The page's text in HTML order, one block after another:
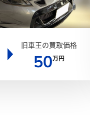
旧車王の買取価格
50万円